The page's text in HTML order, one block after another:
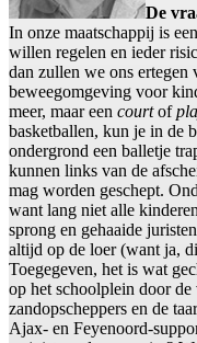
De
In onze maatschappij is
willen regelen en ieder
dan zullen we ons ertegen
beweegomgeving voor
meer, maar een courtof
basketballen, kun je in de
ondergrond een balletje
kunnen links van de
mag worden geschept.
want lang niet alle
sprong en gehaaide
altijd op de loer (want ja,
Toegegeven, het is wat
op het schoolplein door de
zandopscheppers en de
Ajax- en Feyenoord-